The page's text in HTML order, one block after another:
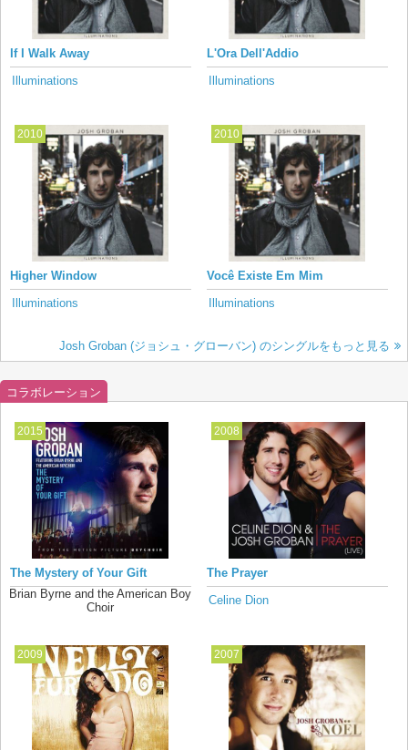
If I Walk Away
Illuminations
L'Ora Dell'Addio
Illuminations
2010
Higher Window
Illuminations
2010
Você Existe Em Mim
Illuminations
Josh Groban (ジョシュ・グローバン) のシングルをもっと見る
コラボレーション
2015
The Mystery of Your Gift
Brian Byrne and the American Boy
Choir
2008
The Prayer
Celine Dion
2009 2007